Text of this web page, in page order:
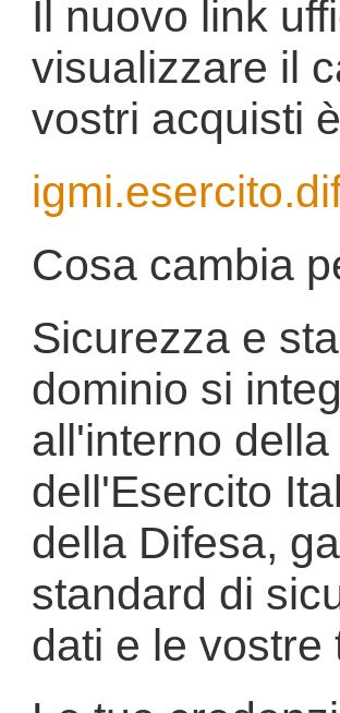
Il nuovo link
visualizzare il
vostri acquisti
Cosa cambia
Sicurezza e
dominio si
all'interno
dell'Esercito
della Difesa,
standard di
dati e le vostre